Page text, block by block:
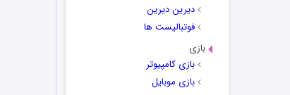
دیرین دیرین
فوتبالیست ها
بازی
بازی کامپیوتر
بازی موبایل